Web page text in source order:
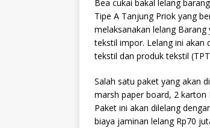
Bea cukai bakal lelang
Tipe A Tanjung Priok yang
melaksanakan lelang
tekstil impor. Lelang ini akan
tekstil dan produk tekstil
Salah satu paket yang akan
marsh paper board, 2 karton
Paket ini akan dilelang
biaya jaminan lelang Rp70